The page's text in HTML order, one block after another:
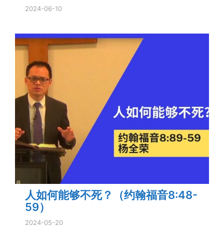
2024-06-10
人如何能够不死？（约翰福音8:48-
59）
2024-05-20